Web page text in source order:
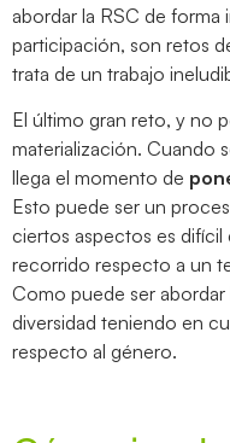
abordar la RSC de forma
participación, son retos
trata de un trabajo
El último gran reto, y no
materialización. Cuando
llega el momento de
Esto puede ser un
ciertos aspectos es difícil
recorrido respecto a un
Como puede ser
diversidad teniendo en
respecto al género.